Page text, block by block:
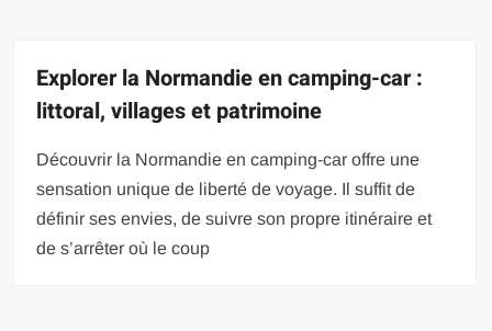
Explorer la Normandie en camping-car :
littoral, villages et patrimoine
Découvrir la Normandie en camping-car offre une
sensation unique de liberté de voyage. Il suffit de
définir ses envies, de suivre son propre itinéraire et
de s’arrêter où le coup